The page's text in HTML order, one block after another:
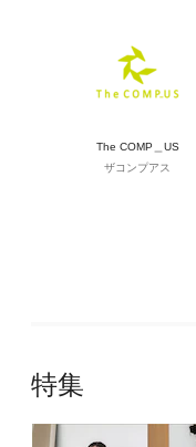
The COMP＿US
ザコンプアス
特集